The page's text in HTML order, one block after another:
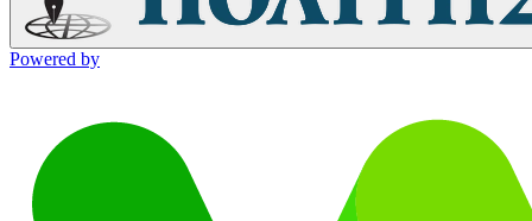
Powered by